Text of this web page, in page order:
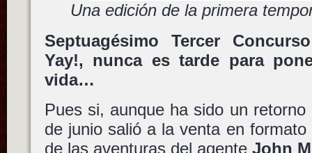
Una edición de la primera
Septuagésimo Tercer
Yay!, nunca es tarde para
vida…
Pues si, aunque ha sido un
de junio salió a la venta en
de las aventuras del agente John